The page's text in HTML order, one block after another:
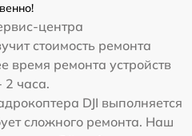
центра
стоимость ремонта
время ремонта устройств
2 часа.
DJI выполняется
сложного ремонта. Наш